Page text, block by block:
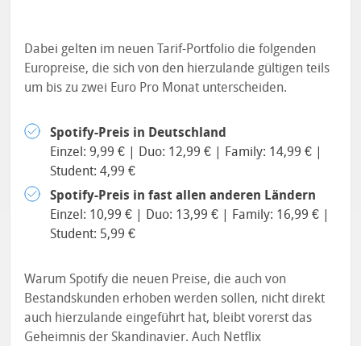
Dabei gelten im neuen Tarif-Portfolio die folgenden
Europreise, die sich von den hierzulande gültigen teils
um bis zu zwei Euro Pro Monat unterscheiden.
Spotify-Preis in Deutschland
Einzel: 9,99 € | Duo: 12,99 € | Family: 14,99 € |
Student: 4,99 €
Spotify-Preis in fast allen anderen Ländern
Einzel: 10,99 € | Duo: 13,99 € | Family: 16,99 € |
Student: 5,99 €
Warum Spotify die neuen Preise, die auch von
Bestandskunden erhoben werden sollen, nicht direkt
auch hierzulande eingeführt hat, bleibt vorerst das
Geheimnis der Skandinavier. Auch Netflix